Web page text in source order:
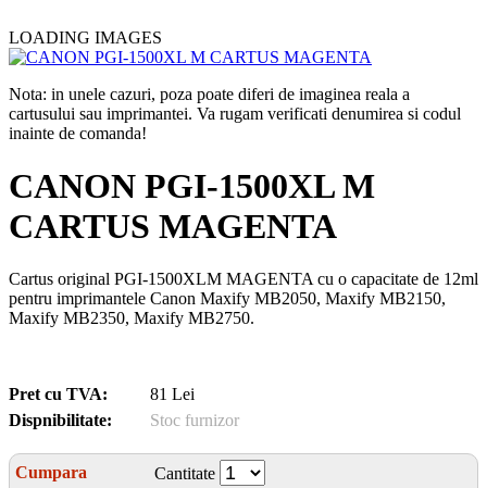
LOADING IMAGES
Nota: in unele cazuri, poza poate diferi de imaginea reala a
cartusului sau imprimantei. Va rugam verificati denumirea si codul
inainte de comanda!
CANON PGI-1500XL M
CARTUS MAGENTA
Cartus original PGI-1500XLM MAGENTA cu o capacitate de 12ml
pentru imprimantele Canon Maxify MB2050, Maxify MB2150,
Maxify MB2350, Maxify MB2750.
Pret cu TVA:
81 Lei
Dispnibilitate:
Stoc furnizor
Cumpara
Cantitate